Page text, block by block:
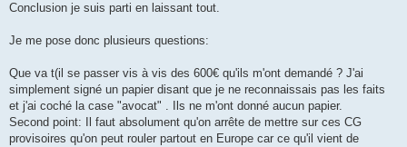
Conclusion je suis parti en laissant tout.
Je me pose donc plusieurs questions:
Que va t(il se passer vis à vis des 600€ qu'ils m'ont demandé ? J'ai
simplement signé un papier disant que je ne reconnaissais pas les faits
et j'ai coché la case "avocat" . Ils ne m'ont donné aucun papier.
Second point: Il faut absolument qu'on arrête de mettre sur ces CG
provisoires qu'on peut rouler partout en Europe car ce qu'il vient de